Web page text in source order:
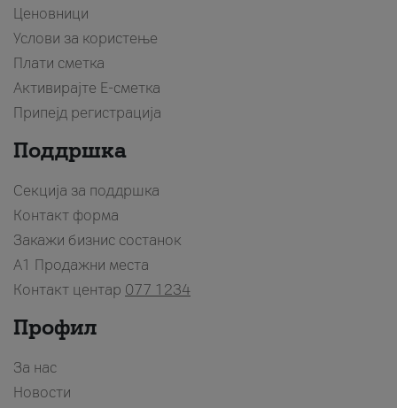
Ценовници
Услови за користење
Плати сметка
Активирајте Е-сметка
Припејд регистрација
Поддршка
Секција за поддршка
Контакт форма
Закажи бизнис состанок
A1 Продажни места
Контакт центар 077 1234
Профил
За нас
Новости